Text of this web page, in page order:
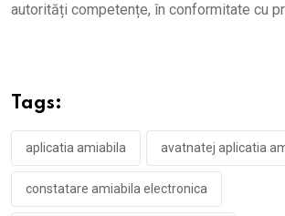
autorități competențe, în conformitate cu
Tags:
aplicatia amiabila avatnatej aplicatia
constatare amiabila electronica